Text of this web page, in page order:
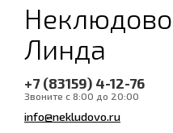
Линда
+7 (83159) 4-12-76
Звоните с 8:00 до 20:00
info@nekludovo.ru